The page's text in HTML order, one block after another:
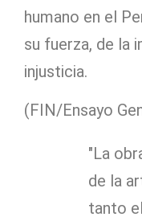
humano en el
su fuerza, de la
injusticia.
(FIN/Ensayo
"La
de la
tanto